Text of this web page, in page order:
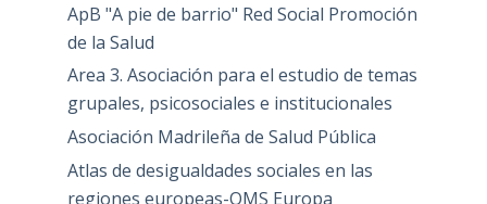
ApB "A pie de barrio" Red Social Promoción
de la Salud
Area 3. Asociación para el estudio de temas
grupales, psicosociales e institucionales
Asociación Madrileña de Salud Pública
Atlas de desigualdades sociales en las
regiones europeas-OMS Europa